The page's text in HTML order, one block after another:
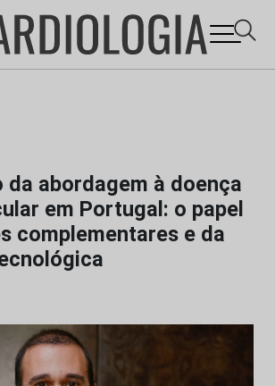
da abordagem à doença
em Portugal: o papel
complementares e da